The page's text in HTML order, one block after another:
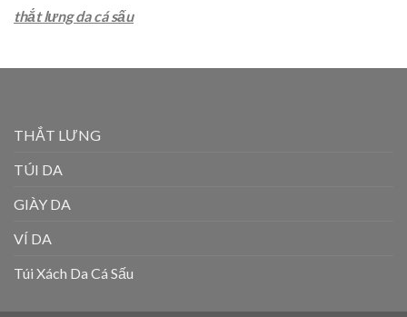
thắt lưng da cá sấu
THẮT LƯNG
TÚI DA
GIÀY DA
VÍ DA
Túi Xách Da Cá Sấu